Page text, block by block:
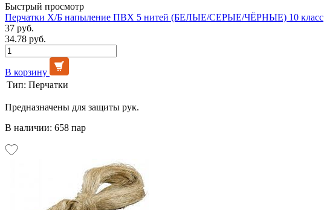
Быстрый просмотр
Перчатки Х/Б напыление ПВХ 5 нитей (БЕЛЫЕ/СЕРЫЕ/ЧЁРНЫЕ) 10 класс
37 руб.
34.78 руб.
В корзину
Тип: Перчатки
Предназначены для защиты рук.
В наличии: 658 пар